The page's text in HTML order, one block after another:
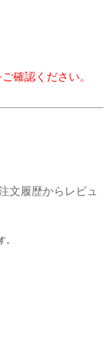
ご確認ください。
文履歴からレビュ
。